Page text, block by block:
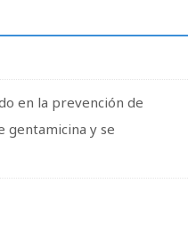
en la prevención de
gentamicina y se